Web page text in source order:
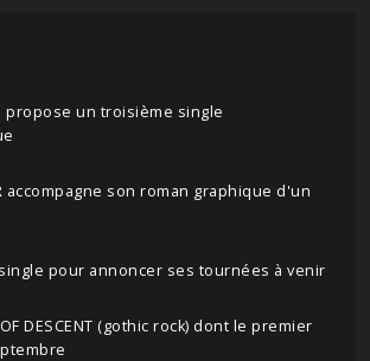
propose un troisième single
accompagne son roman graphique d'un
pour annoncer ses tournées à venir
DESCENT (gothic rock) dont le premier